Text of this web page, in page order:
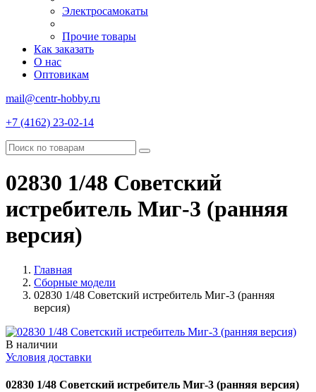
Электросамокаты
Прочие товары
Как заказать
О нас
Оптовикам
mail@centr-hobby.ru
+7 (4162) 23-02-14
02830 1/48 Советский
истребитель Миг-3 (ранняя
версия)
Главная
Сборные модели
02830 1/48 Советский истребитель Миг-3 (ранняя
версия)
В наличии
Условия доставки
02830 1/48 Советский истребитель Миг-3 (ранняя версия)